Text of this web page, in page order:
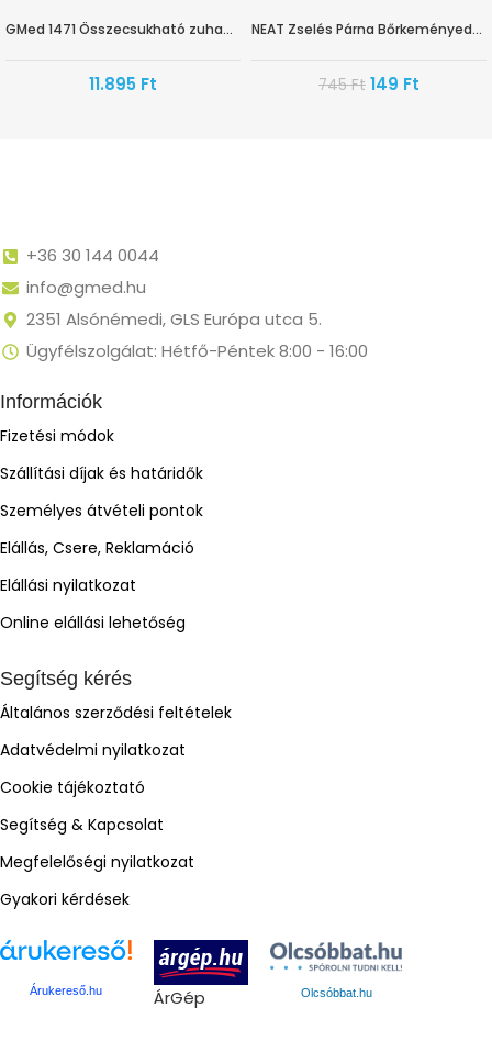
GMed 1471 Összecsukható zuhanyzó ülőke
11.895 Ft
NEAT Zselés Párna Bőrkeményedésre 2x
745Ft 149 Ft
+36 30 144 0044
info@gmed.hu
2351 Alsónémedi, GLS Európa utca 5.
Ügyfélszolgálat: Hétfő-Péntek 8:00 - 16:00
Információk
Fizetési módok
Szállítási díjak és határidők
Személyes átvételi pontok
Elállás, Csere, Reklamáció
Elállási nyilatkozat
Online elállási lehetőség
Segítség kérés
Általános szerződési feltételek
Adatvédelmi nyilatkozat
Cookie tájékoztató
Segítség & Kapcsolat
Megfelelőségi nyilatkozat
Gyakori kérdések
Árukereső.hu ÁrGép Olcsóbbat.hu